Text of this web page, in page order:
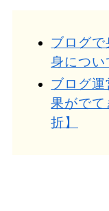
ブログで
身につい
ブログ運
果がでて
折】